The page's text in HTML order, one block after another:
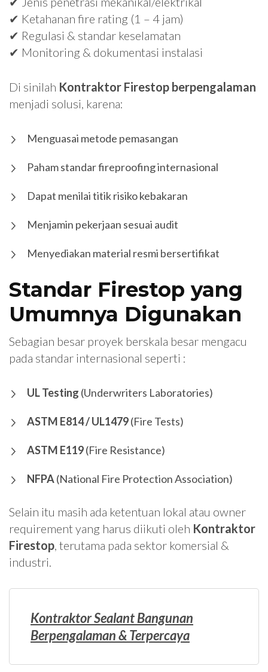
✔ Ketahanan fire rating (1 – 4 jam)
✔ Regulasi & standar keselamatan
✔ Monitoring & dokumentasi instalasi
Di sinilah Kontraktor Firestop berpengalaman
menjadi solusi, karena:
Menguasai metode pemasangan
Paham standar fireproofing internasional
Dapat menilai titik risiko kebakaran
Menjamin pekerjaan sesuai audit
Menyediakan material resmi bersertifikat
Standar Firestop yang
Umumnya Digunakan
Sebagian besar proyek berskala besar mengacu
pada standar internasional seperti :
UL Testing (Underwriters Laboratories)
ASTM E814 / UL1479(Fire Tests)
ASTM E119(Fire Resistance)
NFPA(National Fire Protection Association)
Selain itu masih ada ketentuan lokal atau owner
requirement yang harus diikuti oleh Kontraktor
Firestop, terutama pada sektor komersial &
industri.
Kontraktor Sealant Bangunan
Berpengalaman & Terpercaya